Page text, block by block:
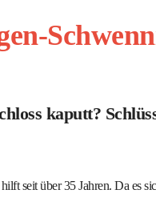
kaputt?
hilft seit über 35 Jahren. Da es